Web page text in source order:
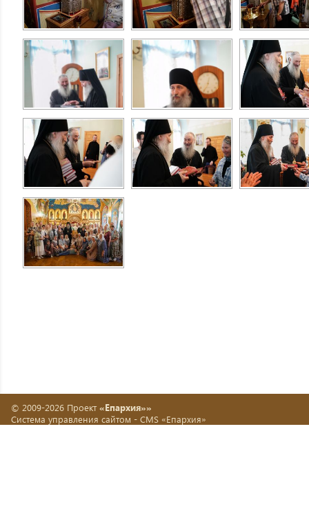
© 2009-2026 Проект «Епархия»»
Система управления сайтом - CMS «Епархия»